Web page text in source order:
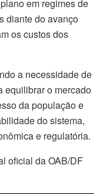
em regimes de
diante do avanço
os custos dos
a necessidade de
equilibrar o mercado
da população e
do sistema,
e regulatória.
oficial da OAB/DF